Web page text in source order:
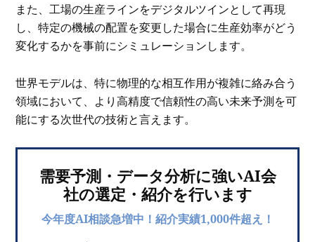
また、工場の生産ラインをデジタルツインとして再現
し、特定の機械の配置を変更した場合に生産効率がどう
変化するかを事前にシミュレーションします。
世界モデルは、特に物理的な相互作用が複雑に絡み合う
領域において、より高精度で信頼性の高い未来予測を可
能にする次世代の技術と言えます。
需要予測・データ分析に強いAI会
社の選定・紹介を行います
今年度AI相談急増中！紹介実績1,000件超え！